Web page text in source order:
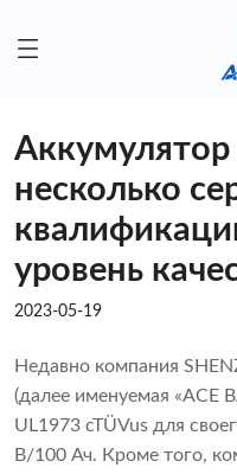
Аккумулятор
несколько
уровень
2023-05-19
Недавно компания
(далее именуемая «ACE
UL1973 cTÜVus для
В/100 Ач. Кроме того,